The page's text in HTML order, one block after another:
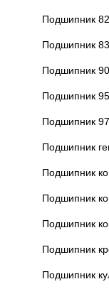
Подшипник
Подшипник
Подшипник
Подшипник
Подшипник
Подшипник
Подшипник
Подшипник
Подшипник
Подшипник
Подшипник